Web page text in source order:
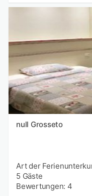
null Grosseto
Art der
5 Gäste
Bewertungen: 4